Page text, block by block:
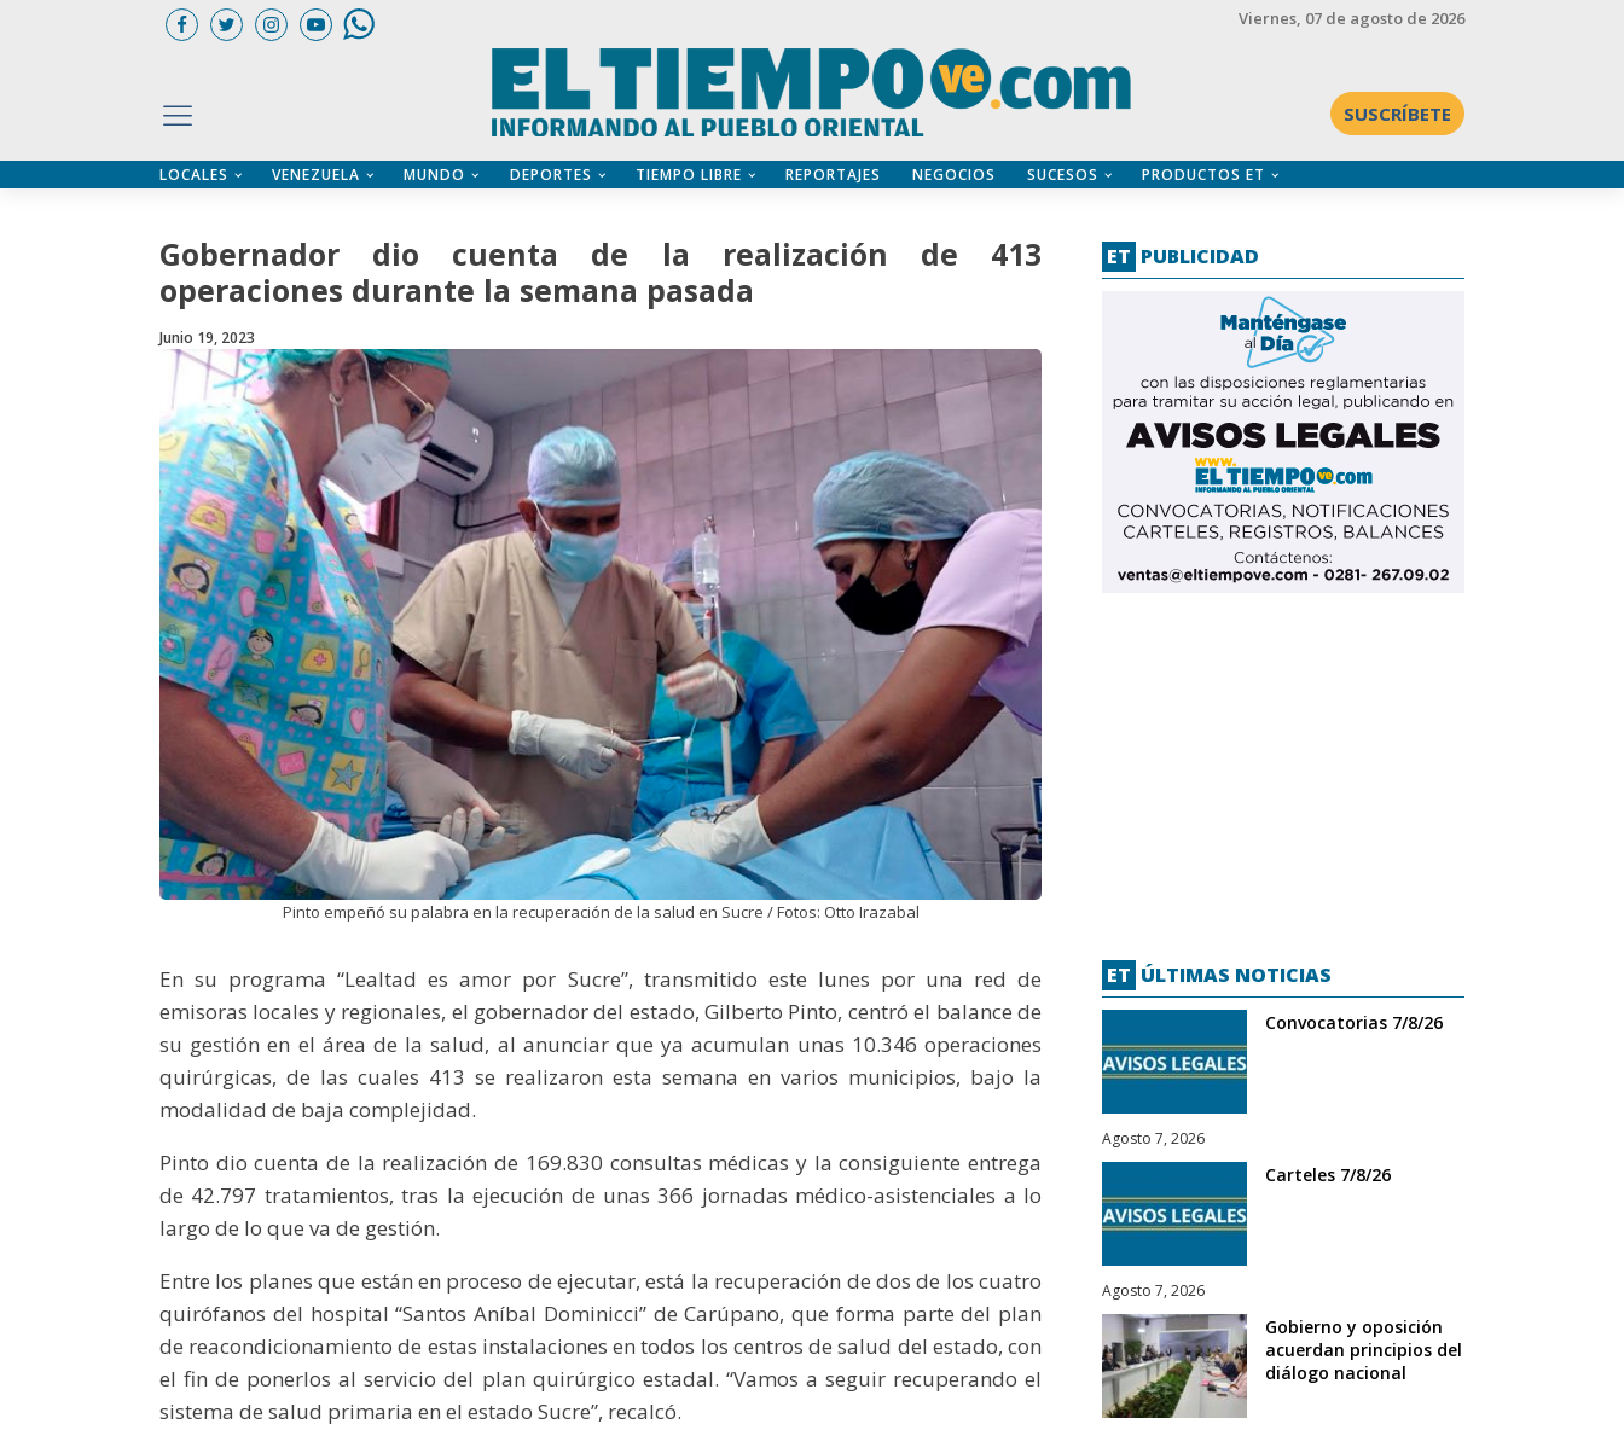
Viernes, 07 de agosto de 2026
SUSCRÍBETE
LOCALES VENEZUELA MUNDO DEPORTES TIEMPO LIBRE REPORTAJES NEGOCIOS SUCESOS PRODUCTOS ET
Gobernador dio cuenta de la realización de 413
operaciones durante la semana pasada
Junio 19, 2023
Pinto empeñó su palabra en la recuperación de la salud en Sucre / Fotos: Otto Irazabal
En su programa “Lealtad es amor por Sucre”, transmitido este lunes por una red de
emisoras locales y regionales, el gobernador del estado, Gilberto Pinto, centró el balance de
su gestión en el área de la salud, al anunciar que ya acumulan unas 10.346 operaciones
quirúrgicas, de las cuales 413 se realizaron esta semana en varios municipios, bajo la
modalidad de baja complejidad.
Pinto dio cuenta de la realización de 169.830 consultas médicas y la consiguiente entrega
de 42.797 tratamientos, tras la ejecución de unas 366 jornadas médico-asistenciales a lo
largo de lo que va de gestión.
Entre los planes que están en proceso de ejecutar, está la recuperación de dos de los cuatro
quirófanos del hospital “Santos Aníbal Dominicci” de Carúpano, que forma parte del plan
de reacondicionamiento de estas instalaciones en todos los centros de salud del estado, con
el fin de ponerlos al servicio del plan quirúrgico estadal. “Vamos a seguir recuperando el
sistema de salud primaria en el estado Sucre”, recalcó.
ET PUBLICIDAD
ET ÚLTIMAS NOTICIAS
Convocatorias 7/8/26
Agosto 7, 2026
Carteles 7/8/26
Agosto 7, 2026
Gobierno y oposición
acuerdan principios del
diálogo nacional